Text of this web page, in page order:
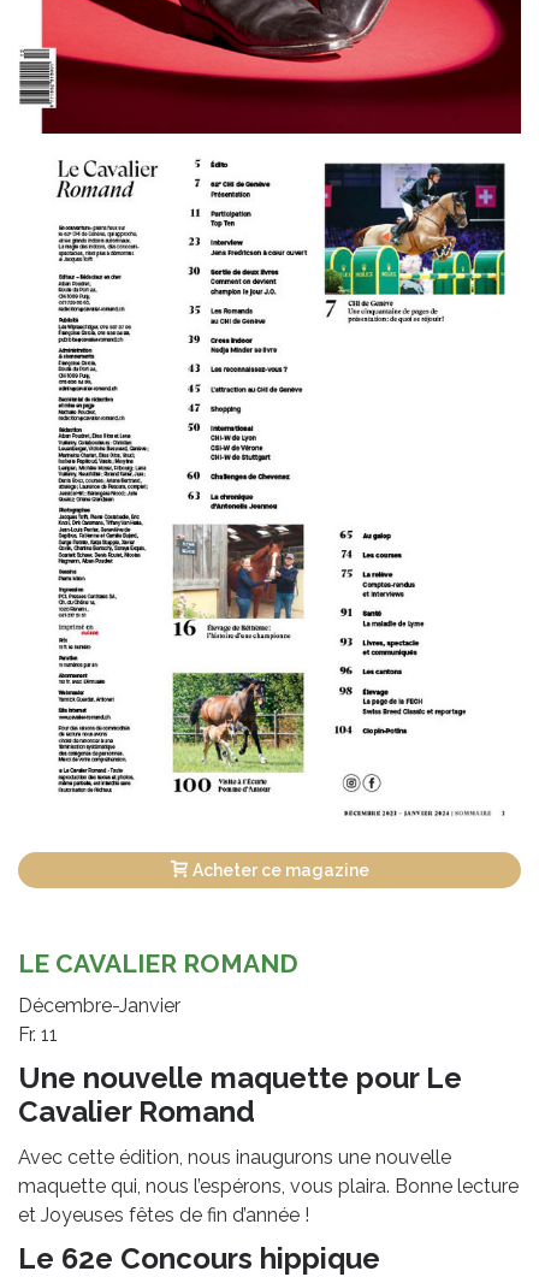
Acheter ce magazine
LE CAVALIER ROMAND
Décembre-Janvier
Fr. 11
Une nouvelle maquette pour Le
Cavalier Romand
Avec cette édition, nous inaugurons une nouvelle
maquette qui, nous l’espérons, vous plaira. Bonne lecture
et Joyeuses fêtes de fin d’année !
Le 62e Concours hippique